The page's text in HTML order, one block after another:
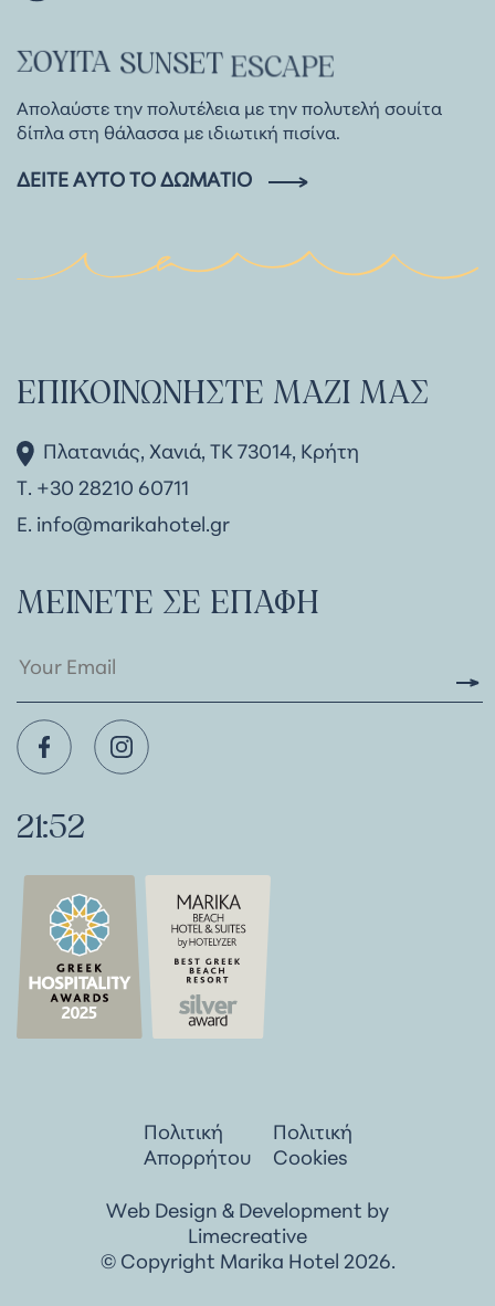
ΣΟΥΊΤΑ SUNSET ESCAPE
Απολαύστε την πολυτέλεια με την πολυτελή σουίτα
δίπλα στη θάλασσα με ιδιωτική πισίνα.
ΔΕΊΤΕ ΑΥΤΌ ΤΟ ΔΩΜΆΤΙΟ
ΕΠΙΚΟΙΝΩΝΉΣΤΕ ΜΑΖΊ ΜΑΣ
Πλατανιάς, Χανιά, ΤΚ 73014, Κρήτη
Τ. +30 28210 60711
Ε. info@marikahotel.gr
ΜΕΊΝΕΤΕ ΣΕ ΕΠΑΦΉ
21:52
© Copyright Marika Hotel 2026.
Πολιτική
Απορρήτου
Πολιτική
Cookies
Web Design & Development by
Limecreative